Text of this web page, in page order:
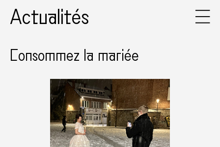
Actualités
Consommez la mariée